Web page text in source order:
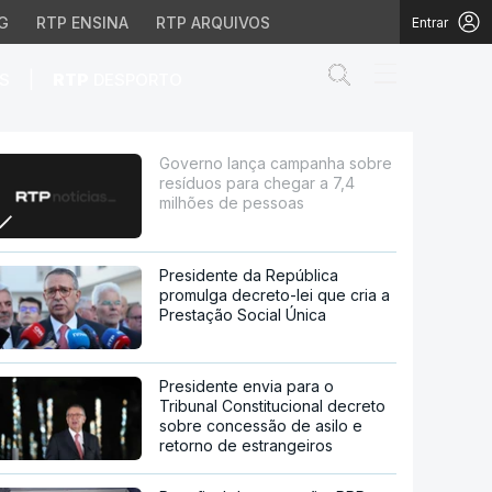
RTP ENSINA RTP ARQUIVOS Entrar
chegar a 7,4
Governo lança campanha sobre
resíduos para chegar a 7,4
milhões de pessoas
Presidente da República
promulga decreto-lei que cria a
Prestação Social Única
Presidente envia para o
Tribunal Constitucional decreto
sobre concessão de asilo e
retorno de estrangeiros